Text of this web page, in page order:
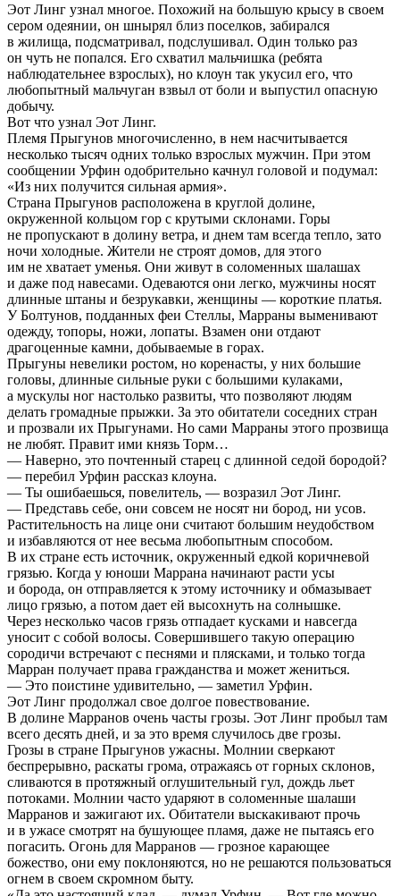
Эот Линг узнал многое. Похожий на большую крысу в своем
сером одеянии, он шнырял близ поселков, забирался
в жилища, подсматривал, подслушивал. Один только раз
он чуть не попался. Его схватил мальчишка (ребята
наблюдательнее взрослых), но клоун так укусил его, что
любопытный мальчуган взвыл от боли и выпустил опасную
добычу.
Вот что узнал Эот Линг.
Племя Прыгунов многочисленно, в нем насчитывается
несколько тысяч одних только взрослых мужчин. При этом
сообщении Урфин одобрительно качнул головой и подумал:
«Из них получится сильная армия».
Страна Прыгунов расположена в круглой долине,
окруженной кольцом гор с крутыми склонами. Горы
не пропускают в долину ветра, и днем там всегда тепло, зато
ночи холодные. Жители не строят домов, для этого
им не хватает уменья. Они живут в соломенных шалашах
и даже под навесами. Одеваются они легко, мужчины носят
длинные штаны и безрукавки, женщины — короткие платья.
У Болтунов, подданных феи Стеллы, Марраны выменивают
одежду, топоры, ножи, лопаты. Взамен они отдают
драгоценные камни, добываемые в горах.
Прыгуны невелики ростом, но коренасты, у них большие
головы, длинные сильные руки с большими кулаками,
а мускулы ног настолько развиты, что позволяют людям
делать громадные прыжки. За это обитатели соседних стран
и прозвали их Прыгунами. Но сами Марраны этого прозвища
не любят. Правит ими князь Торм…
— Наверно, это почтенный старец с длинной седой бородой?
— перебил Урфин рассказ клоуна.
— Ты ошибаешься, повелитель, — возразил Эот Линг.
— Представь себе, они совсем не носят ни бород, ни усов.
Растительность на лице они считают большим неудобством
и избавляются от нее весьма любопытным способом.
В их стране есть источник, окруженный едкой коричневой
грязью. Когда у юноши Маррана начинают расти усы
и борода, он отправляется к этому источнику и обмазывает
лицо грязью, а потом дает ей высохнуть на солнышке.
Через несколько часов грязь отпадает кусками и навсегда
уносит с собой волосы. Совершившего такую операцию
сородичи встречают с песнями и плясками, и только тогда
Марран получает права гражданства и может жениться.
— Это поистине удивительно, — заметил Урфин.
Эот Линг продолжал свое долгое повествование.
В долине Марранов очень часты грозы. Эот Линг пробыл там
всего десять дней, и за это время случилось две грозы.
Грозы в стране Прыгунов ужасны. Молнии сверкают
беспрерывно, раскаты грома, отражаясь от горных склонов,
сливаются в протяжный оглушительный гул, дождь льет
потоками. Молнии часто ударяют в соломенные шалаши
Марранов и зажигают их. Обитатели выскакивают прочь
и в ужасе смотрят на бушующее пламя, даже не пытаясь его
погасить. Огонь для Марранов — грозное карающее
божество, они ему поклоняются, но не решаются пользоваться
огнем в своем скромном быту.